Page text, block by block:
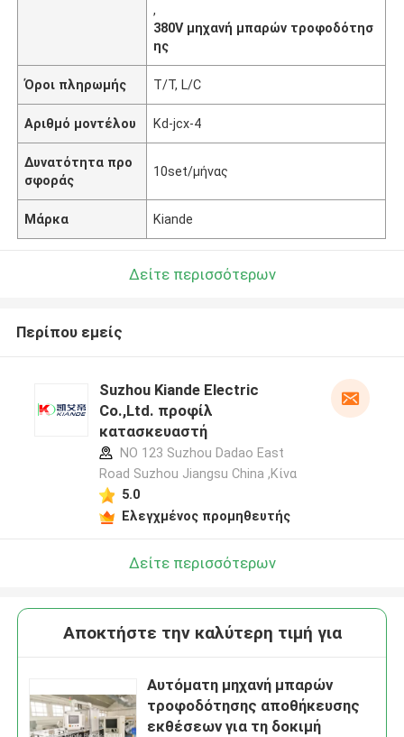
,
380V μηχανή μπαρών τροφοδότησ
ης
Όροι πληρωμής T/T, L/C
Αριθμό μοντέλου Kd-jcx-4
Δυνατότητα προ
σφοράς
10set/μήνας
Μάρκα Kiande
Δείτε περισσότερων
Περίπου εμείς
Suzhou Kiande Electric
Co.,Ltd. προφίλ
κατασκευαστή
NO 123 Suzhou Dadao East
Road Suzhou Jiangsu China ,Κίνα
5.0
Ελεγχμένος προμηθευτής
Δείτε περισσότερων
Αποκτήστε την καλύτερη τιμή για
Αυτόματη μηχανή μπαρών
τροφοδότησης αποθήκευσης
εκθέσεων για τη δοκιμή